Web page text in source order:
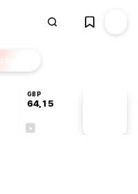
EKSTRA
GBP
64,15